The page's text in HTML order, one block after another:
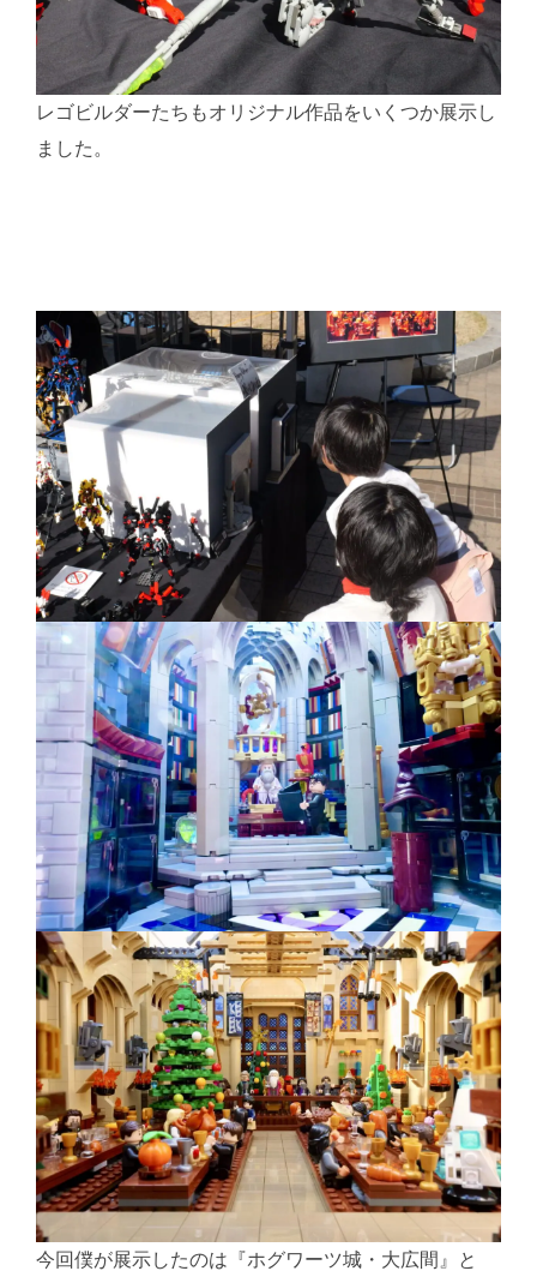
レゴビルダーたちもオリジナル作品をいくつか展示し
ました。
今回僕が展示したのは『ホグワーツ城・大広間』と